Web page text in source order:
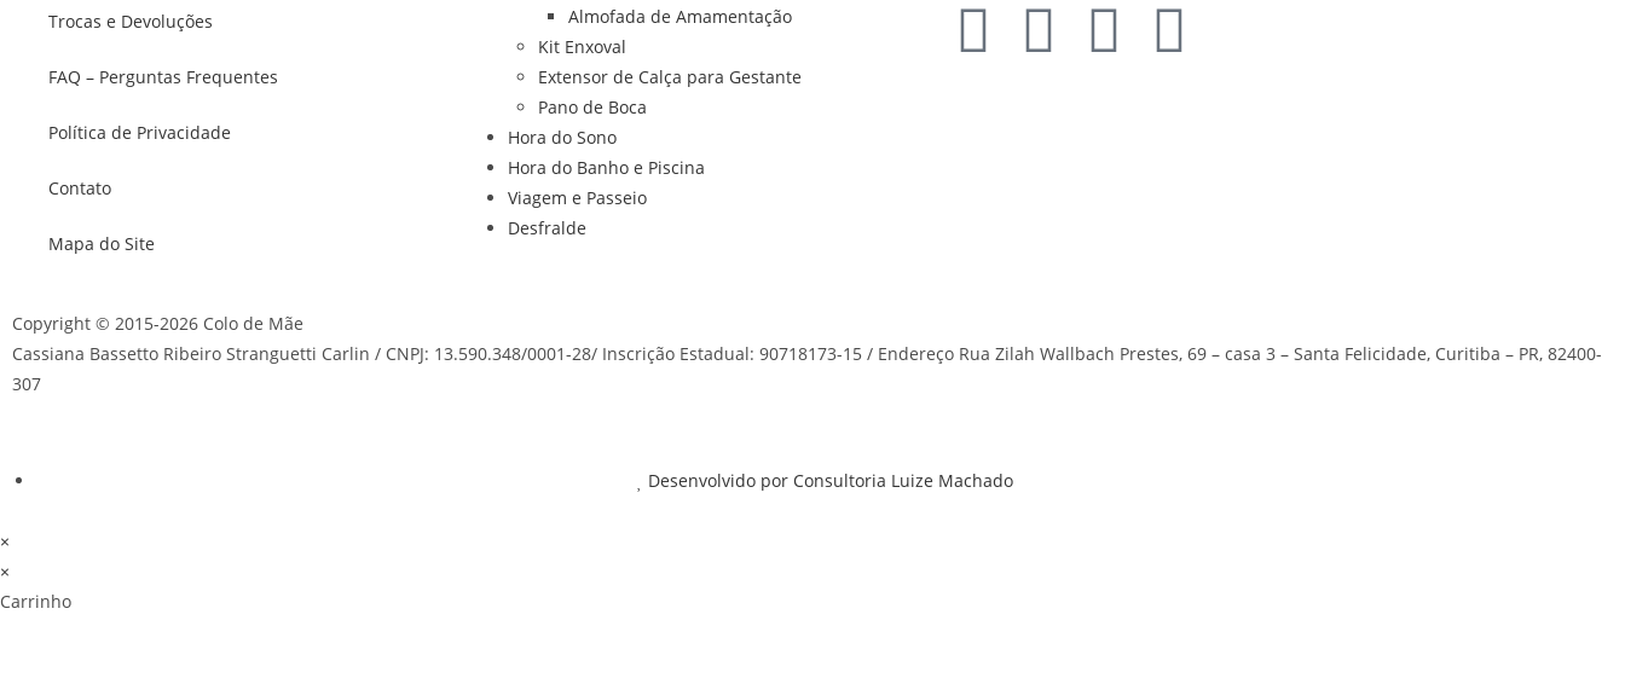
Trocas e Devoluções
FAQ – Perguntas Frequentes
Política de Privacidade
Contato
Mapa do Site
Almofada de Amamentação
Kit Enxoval
Extensor de Calça para Gestante
Pano de Boca
Hora do Sono
Hora do Banho e Piscina
Viagem e Passeio
Desfralde
Copyright © 2015-2026 Colo de Mãe
Cassiana Bassetto Ribeiro Stranguetti Carlin / CNPJ: 13.590.348/0001-28/ Inscrição Estadual: 90718173-15 / Endereço Rua Zilah Wallbach Prestes, 69 – casa 3 – Santa Felicidade, Curitiba – PR, 82400-
307
Desenvolvido por Consultoria Luize Machado
×
×
Carrinho